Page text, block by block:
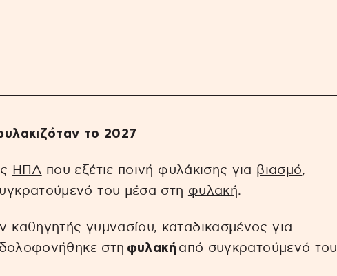
το 2027
ΗΠΑ που εξέτιε ποινή φυλάκισης για βιασμό,
του μέσα στη φυλακή.
γυμνασίου, καταδικασμένος για
στη φυλακή από συγκρατούμενό του